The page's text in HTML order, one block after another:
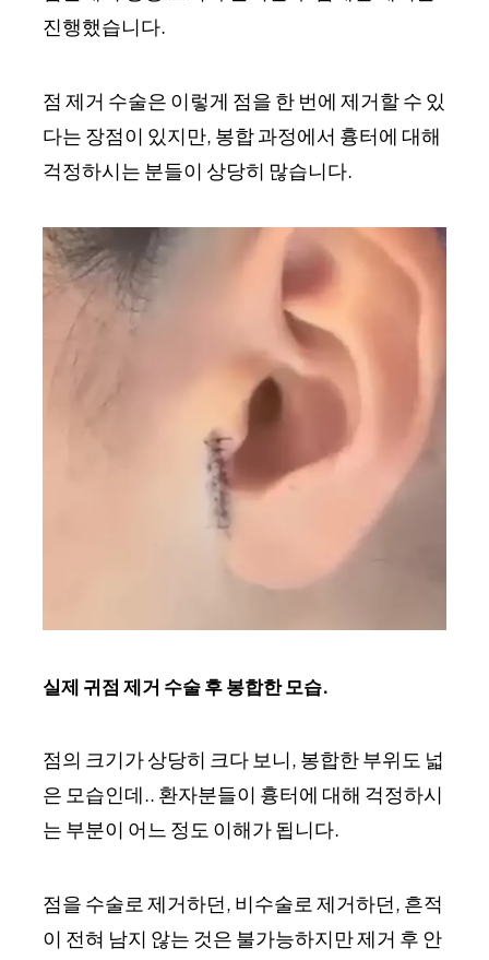
진행했습니다.
점 제거 수술은 이렇게 점을 한 번에 제거할 수 있
다는 장점이 있지만, 봉합 과정에서 흉터에 대해
걱정하시는 분들이 상당히 많습니다.
실제 귀점 제거 수술 후 봉합한 모습.
점의 크기가 상당히 크다 보니, 봉합한 부위도 넓
은 모습인데.. 환자분들이 흉터에 대해 걱정하시
는 부분이 어느 정도 이해가 됩니다.
점을 수술로 제거하던, 비수술로 제거하던, 흔적
이 전혀 남지 않는 것은 불가능하지만 제거 후 안